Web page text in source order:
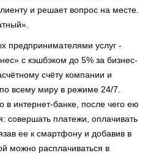
и решает вопрос на месте.
предпринимателями услуг -
с кэшбэком до 5% за бизнес-
счёту компании и
всему миру в режиме 24/7.
в интернет-банке, после чего ею
совершать платежи, оплачивать
ее к смартфону и добавив в
можно расплачиваться в